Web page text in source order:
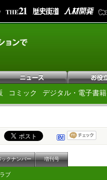
コミック デジタル・電子書籍
ックナンバー 増刊号
ブ